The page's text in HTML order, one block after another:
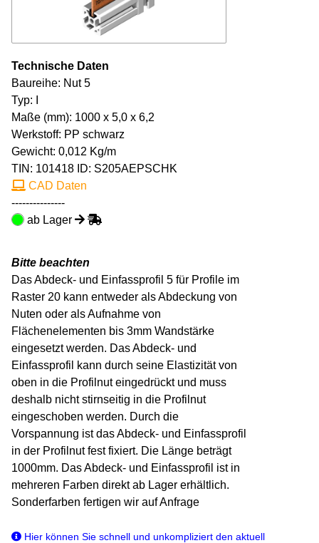
Technische Daten
Baureihe: Nut 5
Typ: I
Maße (mm): 1000 x 5,0 x 6,2
Werkstoff: PP schwarz
Gewicht: 0,012 Kg/m
TIN: 101418 ID: S205AEPSCHK
CAD Daten
---------------
ab Lager
Bitte beachten
Das Abdeck- und Einfassprofil 5 für Profile im
Raster 20 kann entweder als Abdeckung von
Nuten oder als Aufnahme von
Flächenelementen bis 3mm Wandstärke
eingesetzt werden. Das Abdeck- und
Einfassprofil kann durch seine Elastizität von
oben in die Profilnut eingedrückt und muss
deshalb nicht stirnseitig in die Profilnut
eingeschoben werden. Durch die
Vorspannung ist das Abdeck- und Einfassprofil
in der Profilnut fest fixiert. Die Länge beträgt
1000mm. Das Abdeck- und Einfassprofil ist in
mehreren Farben direkt ab Lager erhältlich.
Sonderfarben fertigen wir auf Anfrage
Hier können Sie schnell und unkompliziert den aktuell